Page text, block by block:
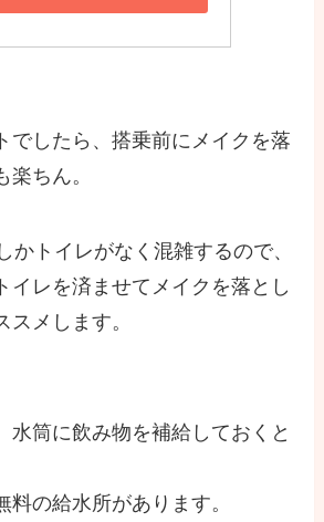
でしたら、搭乗前にメイクを落
楽ちん。
かトイレがなく混雑するので、
イレを済ませてメイクを落とし
スメします。
水筒に飲み物を補給しておくと
料の給水所があります。